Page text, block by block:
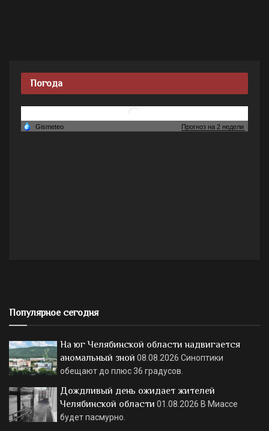
Погода
Популярное сегодня
На юг Челябинской области надвигается
аномальный зной 08.08.2026 Синоптики
обещают до плюс 36 градусов.
Дождливый день ожидает жителей
Челябинской области 01.08.2026 В Миассе
будет пасмурно.